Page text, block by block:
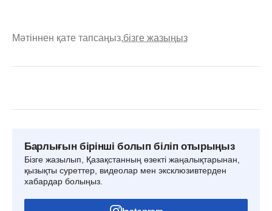
Мәтіннен қате тапсаңыз,бізге жазыңыз
Барлығын бірінші болып біліп отырыңыз
Бізге жазылып, Қазақстанның өзекті жаңалықтарынан,
қызықты суреттер, видеолар мен эксклюзивтерден
хабардар болыңыз.